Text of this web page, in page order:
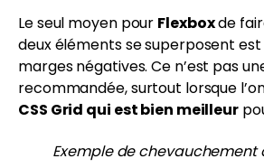
Le seul moyen pour Flexboxde
deux éléments se superposent est
marges négatives. Ce n’est pas
recommandée, surtout lorsque
CSS Grid qui est bien meilleur
Exemple de chevauchement